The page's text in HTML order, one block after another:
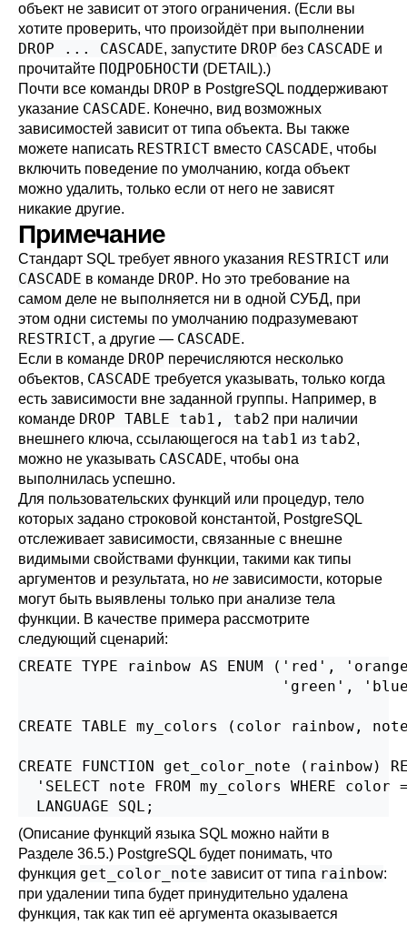
объект не зависит от этого ограничения. (Если вы
хотите проверить, что произойдёт при выполнении
DROP ... CASCADE, запустите DROP без CASCADE и
прочитайте ПОДРОБНОСТИ (DETAIL).)
Почти все команды DROP в PostgreSQL поддерживают
указание CASCADE. Конечно, вид возможных
зависимостей зависит от типа объекта. Вы также
можете написать RESTRICT вместо CASCADE, чтобы
включить поведение по умолчанию, когда объект
можно удалить, только если от него не зависят
никакие другие.
Примечание
Стандарт SQL требует явного указания RESTRICT или
CASCADE в команде DROP. Но это требование на
самом деле не выполняется ни в одной СУБД, при
этом одни системы по умолчанию подразумевают
RESTRICT, а другие — CASCADE.
Если в команде DROP перечисляются несколько
объектов, CASCADE требуется указывать, только когда
есть зависимости вне заданной группы. Например, в
команде DROP TABLE tab1, tab2 при наличии
внешнего ключа, ссылающегося на tab1 из tab2,
можно не указывать CASCADE, чтобы она
выполнилась успешно.
Для пользовательских функций или процедур, тело
которых задано строковой константой, PostgreSQL
отслеживает зависимости, связанные с внешне
видимыми свойствами функции, такими как типы
аргументов и результата, но не зависимости, которые
могут быть выявлены только при анализе тела
функции. В качестве примера рассмотрите
следующий сценарий:
CREATE TYPE rainbow AS ENUM ('red',
'green',
CREATE TABLE my_colors (color rainbow,
CREATE FUNCTION get_color_note (rainbow)
'SELECT note FROM my_colors WHERE color
  LANGUAGE SQL;
(Описание функций языка SQL можно найти в
Разделе 36.5.) PostgreSQL будет понимать, что
функция get_color_note зависит от типа rainbow:
при удалении типа будет принудительно удалена
функция, так как тип её аргумента оказывается